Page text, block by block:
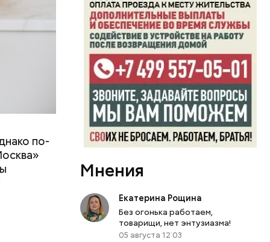
по-
ему не
лучше
к
Мнения
Екатерина Рощина
Без огонька работаем,
товарищи, нет энтузиазма!
05 августа 12:03